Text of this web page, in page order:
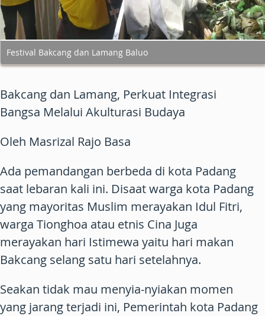
Festival Bakcang dan Lamang Baluo
Bakcang dan Lamang, Perkuat Integrasi
Bangsa Melalui Akulturasi Budaya
Oleh Masrizal Rajo Basa
Ada pemandangan berbeda di kota Padang
saat lebaran kali ini. Disaat warga kota Padang
yang mayoritas Muslim merayakan Idul Fitri,
warga Tionghoa atau etnis Cina Juga
merayakan hari Istimewa yaitu hari makan
Bakcang selang satu hari setelahnya.
Seakan tidak mau menyia-nyiakan momen
yang jarang terjadi ini, Pemerintah kota Padang